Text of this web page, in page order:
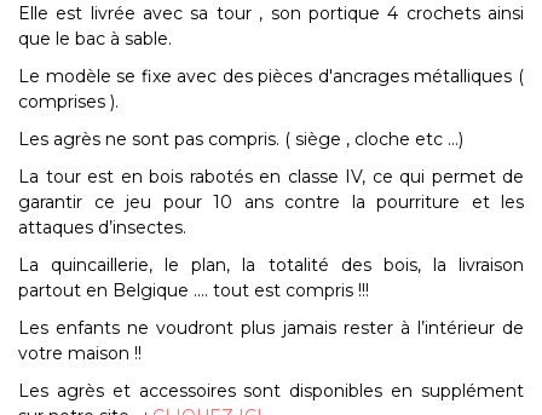
Elle est livrée avec sa tour , son portique 4 crochets ainsi
que le bac à sable.
Le modèle se fixe avec des pièces d'ancrages métalliques (
comprises ).
Les agrès ne sont pas compris. ( siège , cloche etc ...)
La tour est en bois rabotés en classe IV, ce qui permet de
garantir ce jeu pour 10 ans contre la pourriture et les
attaques d’insectes.
La quincaillerie, le plan, la totalité des bois, la livraison
partout en Belgique .... tout est compris !!!
Les enfants ne voudront plus jamais rester à l’intérieur de
votre maison !!
Les agrès et accessoires sont disponibles en supplément